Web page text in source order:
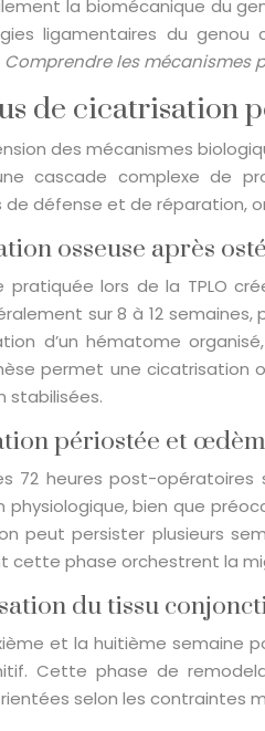
la biomécanique du
ligamentaires du genou
Comprendre les mécanismes
de cicatrisation
des mécanismes
cascade complexe de
de défense et de réparation,
osseuse après
pratiquée lors de la TPLO
sur 8 à 12
d’un hématome
permet une cicatrisation
stabilisées.
périostée et
72 heures post-
physiologique, bien que
peut persister plusieurs
cette phase orchestrent la
du tissu
et la huitième semaine
Cette phase de
selon les contraintes